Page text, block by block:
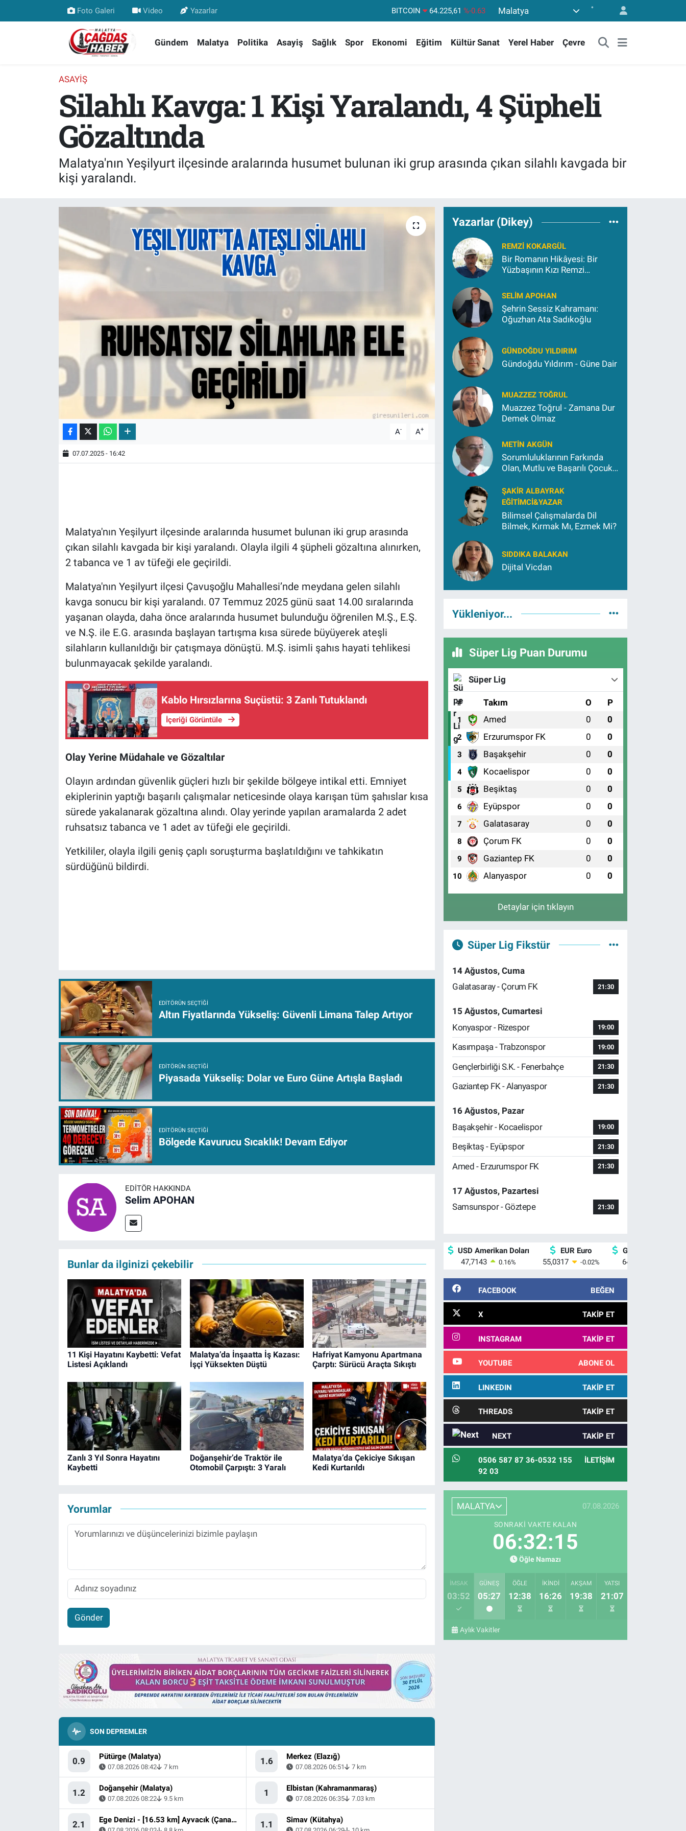
Foto Galeri Video Yazarlar DOLAR 47,7143 %0.16
STERLİN
64,2463 %0.07
BITCOIN
64.225,61 %-0.63
Malatya °
Gündem Malatya Politika Asayiş Sağlık Spor Ekonomi Eğitim Kültür Sanat Yerel Haber Çevre
ASAYIŞ
Silahlı Kavga: 1 Kişi Yaralandı, 4 Şüpheli
Gözaltında
Malatya'nın Yeşilyurt ilçesinde aralarında husumet bulunan iki grup arasında çıkan silahlı kavgada bir
kişi yaralandı.
A- A+
07.07.2025 - 16:42
Malatya'nın Yeşilyurt ilçesinde aralarında husumet bulunan iki grup arasında
çıkan silahlı kavgada bir kişi yaralandı. Olayla ilgili 4 şüpheli gözaltına alınırken,
2 tabanca ve 1 av tüfeği ele geçirildi.
Malatya'nın Yeşilyurt ilçesi Çavuşoğlu Mahallesi’nde meydana gelen silahlı
kavga sonucu bir kişi yaralandı. 07 Temmuz 2025 günü saat 14.00 sıralarında
yaşanan olayda, daha önce aralarında husumet bulunduğu öğrenilen M.Ş., E.Ş.
ve N.Ş. ile E.G. arasında başlayan tartışma kısa sürede büyüyerek ateşli
silahların kullanıldığı bir çatışmaya dönüştü. M.Ş. isimli şahıs hayati tehlikesi
bulunmayacak şekilde yaralandı.
Kablo Hırsızlarına Suçüstü: 3 Zanlı Tutuklandı
İçeriği Görüntüle
Olay Yerine Müdahale ve Gözaltılar
Olayın ardından güvenlik güçleri hızlı bir şekilde bölgeye intikal etti. Emniyet
ekiplerinin yaptığı başarılı çalışmalar neticesinde olaya karışan tüm şahıslar kısa
sürede yakalanarak gözaltına alındı. Olay yerinde yapılan aramalarda 2 adet
ruhsatsız tabanca ve 1 adet av tüfeği ele geçirildi.
Yetkililer, olayla ilgili geniş çaplı soruşturma başlatıldığını ve tahkikatın
sürdüğünü bildirdi.
EDITÖRÜN SEÇTIĞI
Altın Fiyatlarında Yükseliş: Güvenli Limana Talep Artıyor
EDITÖRÜN SEÇTIĞI
Piyasada Yükseliş: Dolar ve Euro Güne Artışla Başladı
EDITÖRÜN SEÇTIĞI
Bölgede Kavurucu Sıcaklık! Devam Ediyor
EDITÖR HAKKINDA
Selim APOHAN
Bunlar da ilginizi çekebilir
11 Kişi Hayatını Kaybetti: Vefat
Listesi Açıklandı
Malatya’da İnşaatta İş Kazası:
İşçi Yüksekten Düştü
Hafriyat Kamyonu Apartmana
Çarptı: Sürücü Araçta Sıkıştı
Zanlı 3 Yıl Sonra Hayatını
Kaybetti
Doğanşehir’de Traktör ile
Otomobil Çarpıştı: 3 Yaralı
Malatya’da Çekiciye Sıkışan
Kedi Kurtarıldı
Yorumlar
Gönder
SON DEPREMLER
0.9 Pütürge (Malatya)
07.08.2026 08:42 7 km
1.2 Doğanşehir (Malatya)
07.08.2026 08:22 9.5 km
2.1 Ege Denizi - [16.53 km] Ayvacık (Çanakkale)
1.6 Merkez (Elazığ)
07.08.2026 06:51 7 km
1 Elbistan (Kahramanmaraş)
07.08.2026 06:35 7.03 km
1.1 Simav (Kütahya)
Yazarlar (Dikey)
REMZI KOKARGÜL
Bir Romanın Hikâyesi: Bir
Yüzbaşının Kızı Remzi
SELIM APOHAN
Şehrin Sessiz Kahramanı:
Oğuzhan Ata Sadıkoğlu
GÜNDOĞDU YILDIRIM
Gündoğdu Yıldırım - Güne Dair
MUAZZEZ TOĞRUL
Muazzez Toğrul - Zamana Dur
Demek Olmaz
METIN AKGÜN
Sorumluluklarının Farkında
Olan, Mutlu ve Başarılı Çocuk
ŞAKIR ALBAYRAK
EĞITIMCI&YAZAR
Bilimsel Çalışmalarda Dil
Bilmek, Kırmak Mı, Ezmek Mi?
SIDDIKA BALAKAN
Dijital Vicdan
Yükleniyor...
Süper Lig Puan Durumu
Süper Lig
# Takım O P
1 Amed 0 0
2 Erzurumspor FK 0 0
3 Başakşehir 0 0
4 Kocaelispor 0 0
5 Beşiktaş 0 0
6 Eyüpspor 0 0
7 Galatasaray 0 0
8 Çorum FK 0 0
9 Gaziantep FK 0 0
10 Alanyaspor 0 0
Detaylar için tıklayın
Süper Lig Fikstür
14 Ağustos, Cuma
Galatasaray - Çorum FK
21:30
15 Ağustos, Cumartesi
Konyaspor - Rizespor
19:00
Kasımpaşa - Trabzonspor 19:00
Gençlerbirliği S.K. - Fenerbahçe 21:30
Gaziantep FK - Alanyaspor 21:30
16 Ağustos, Pazar
Başakşehir - Kocaelispor
19:00
Beşiktaş - Eyüpspor 21:30
Amed - Erzurumspor FK 21:30
17 Ağustos, Pazartesi
Samsunspor - Göztepe
21:30
USD Amerikan Doları
47,7143
0.16%
EUR Euro
55,0317
-0.02%
GBP İngiliz
64,2463
FACEBOOK BEĞEN
X TAKIP ET
INSTAGRAM TAKIP ET
YOUTUBE ABONE OL
LINKEDIN TAKIP ET
THREADS TAKIP ET
NEXT TAKIP ET
0506 587 87 36-0532 155
92 03
İLETIŞIM
MALATYA 07.08.2026
SONRAKI VAKTE KALAN
06:32:14
Öğle Namazı
İMSAK
03:52
GÜNEŞ
05:27
ÖĞLE
12:38
İKINDI
16:26
AKŞAM
19:38
YATSI
21:07
Aylık Vakitler
Nöbetçi Eczaneler
Malatya Namaz Vakitleri
Trafik Durumu
Süper Lig Puan Durumu ve Fikstür
Tüm Manşetler